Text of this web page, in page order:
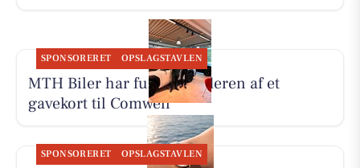
SPONSORERET OPSLAGSTAVLEN
MTH Biler har fundet vinderen af et
gavekort til Comwell
SPONSORERET OPSLAGSTAVLEN